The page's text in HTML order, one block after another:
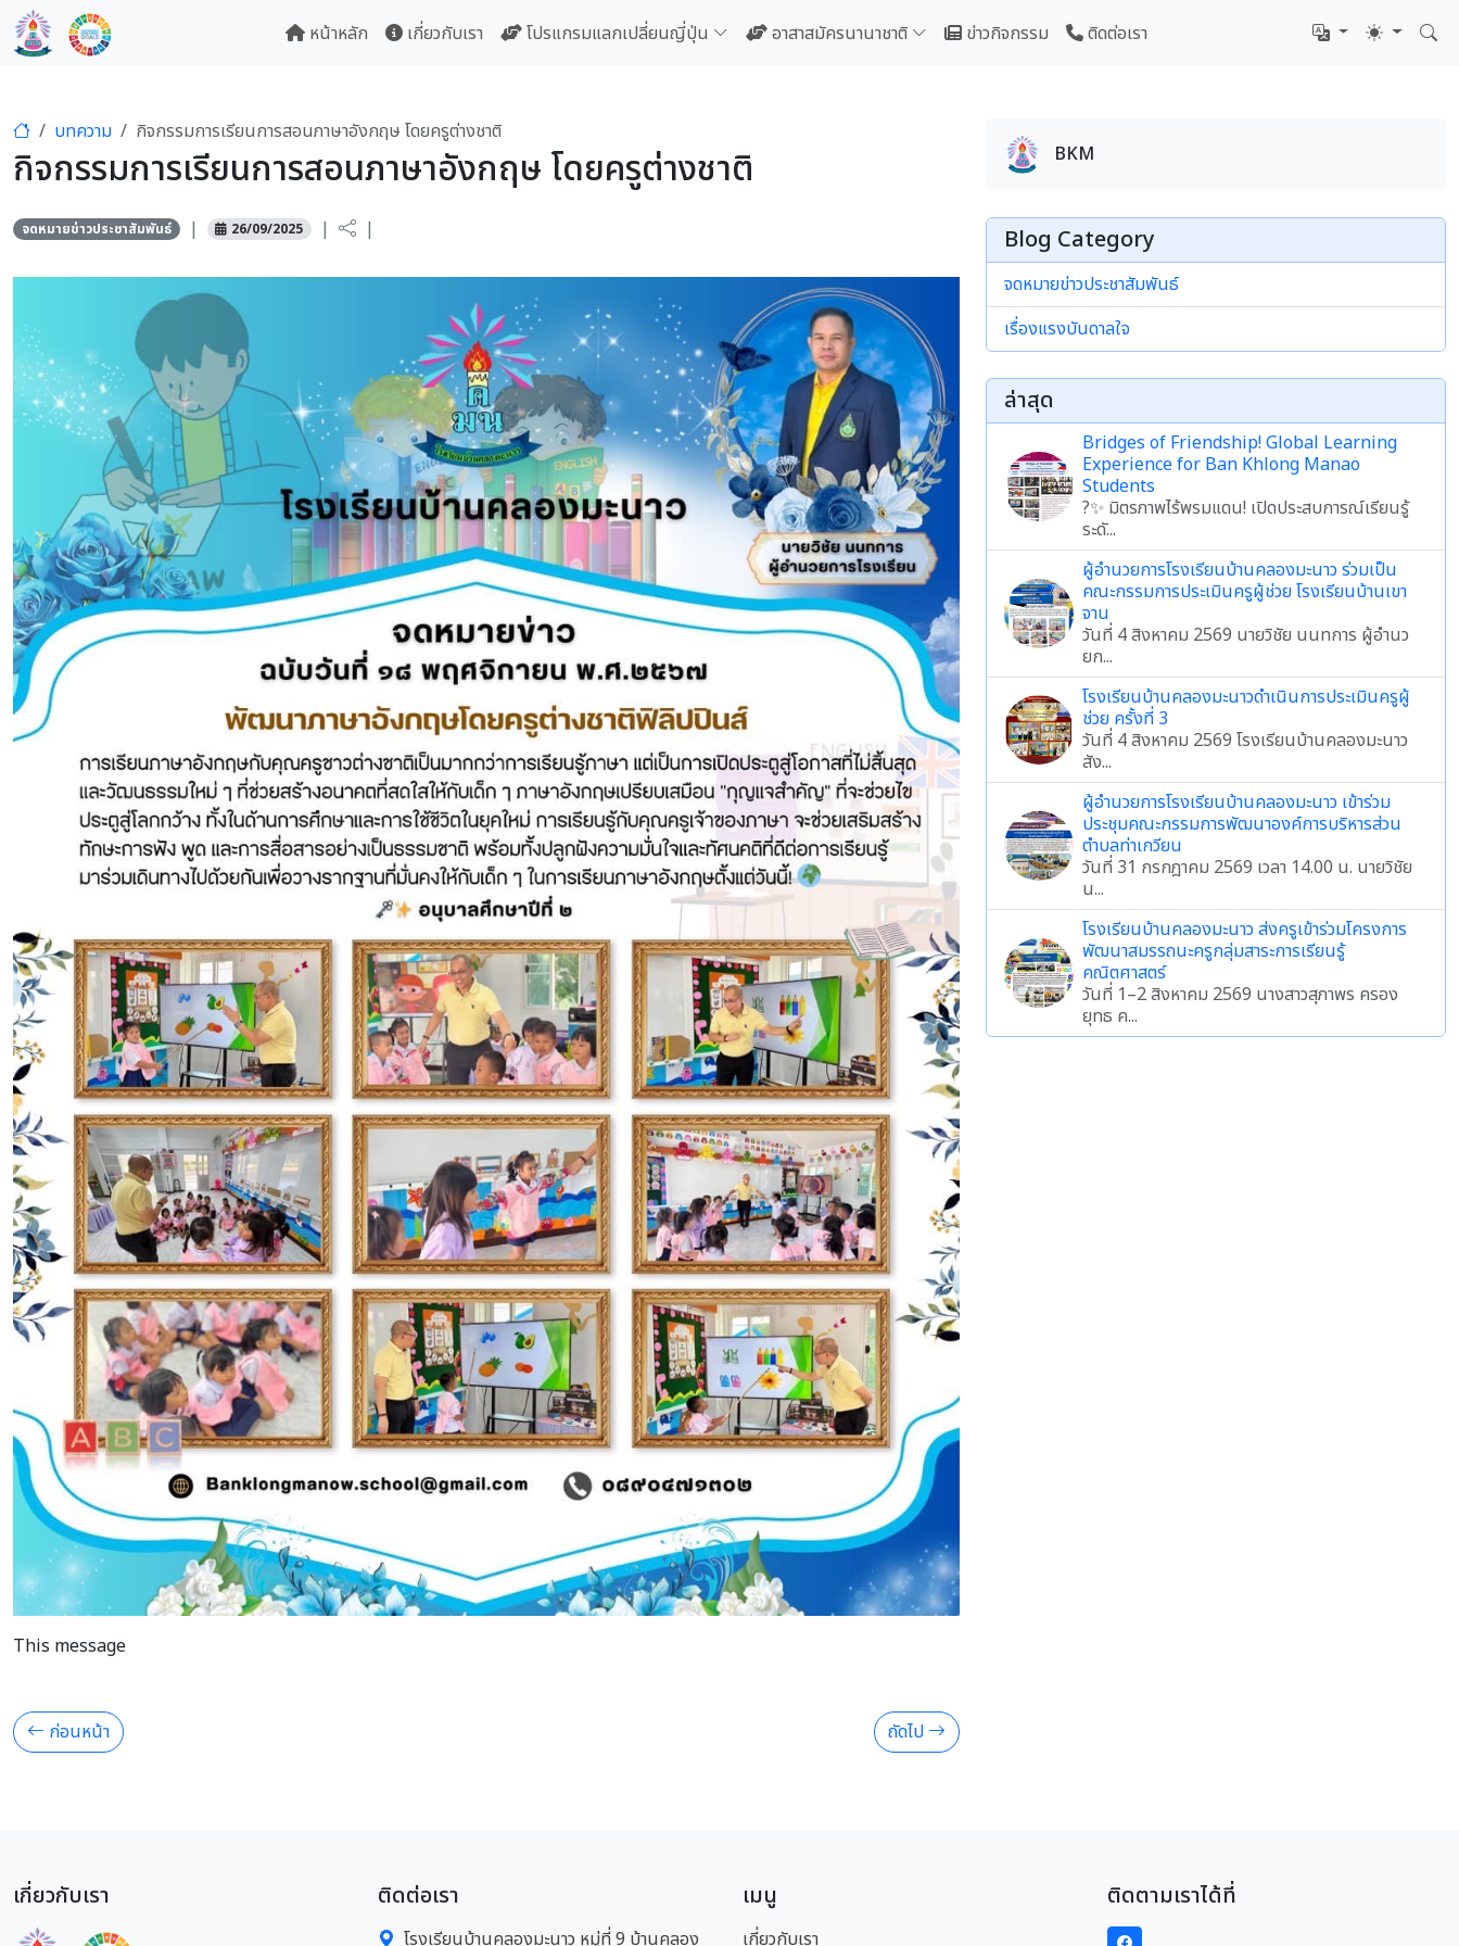
หน้าหลัก เกี่ยวกับเรา โปรแกรมแลกเปลี่ยนญี่ปุ่น อาสาสมัครนานาชาติ ข่าวกิจกรรม ติดต่อเรา
บทความ กิจกรรมการเรียนการสอนภาษาอังกฤษ โดยครูต่างชาติ
กิจกรรมการเรียนการสอนภาษาอังกฤษ โดยครูต่างชาติ
จดหมายข่าวประชาสัมพันธ์ | 26/09/2025 | |
This message
ก่อนหน้า ถัดไป
BKM
Blog Category
จดหมายข่าวประชาสัมพันธ์
เรื่องแรงบันดาลใจ
ล่าสุด
Bridges of Friendship! Global Learning
Experience for Ban Khlong Manao
Students
?✨ มิตรภาพไร้พรมแดน! เปิดประสบการณ์เรียนรู้
ระดั...
ผู้อำนวยการโรงเรียนบ้านคลองมะนาว ร่วมเป็น
คณะกรรมการประเมินครูผู้ช่วย โรงเรียนบ้านเขา
จาน
วันที่ 4 สิงหาคม 2569 นายวิชัย นนทการ ผู้อำนว
ยก...
โรงเรียนบ้านคลองมะนาวดำเนินการประเมินครูผู้
ช่วย ครั้งที่ 3
วันที่ 4 สิงหาคม 2569 โรงเรียนบ้านคลองมะนาว
สัง...
ผู้อำนวยการโรงเรียนบ้านคลองมะนาว เข้าร่วม
ประชุมคณะกรรมการพัฒนาองค์การบริหารส่วน
ตำบลท่าเกวียน
วันที่ 31 กรกฎาคม 2569 เวลา 14.00 น. นายวิชัย
น...
โรงเรียนบ้านคลองมะนาว ส่งครูเข้าร่วมโครงการ
พัฒนาสมรรถนะครูกลุ่มสาระการเรียนรู้
คณิตศาสตร์
วันที่ 1–2 สิงหาคม 2569 นางสาวสุภาพร ครอง
ยุทธ ค...
เกี่ยวกับเรา ติดต่อเรา
โรงเรียนบ้านคลองมะนาว หมู่ที่ 9 บ้านคลอง
เมนู
เกี่ยวกับเรา
ติดตามเราได้ที่